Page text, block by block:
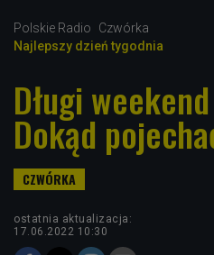
Polskie Radio
Czwórka
Najlepszy dzień tygodnia
Długi
Dokąd
ostatnia aktualizacja:
17.06.2022 10:30